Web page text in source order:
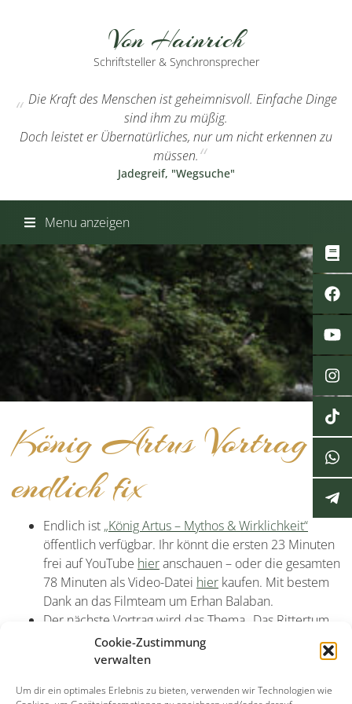
Cookie-Zustimmung
verwalten
Um dir ein optimales Erlebnis zu bieten, verwenden wir Technologien wie
Von Hainrich
Schriftsteller & Synchronsprecher
Die Kraft des Menschen ist geheimnisvoll. Einfache Dinge
sind ihm zu müßig.
Doch leistet er Übernatürliches, nur um nicht erkennen zu
müssen.
Jadegreif, "Wegsuche"
Menu anzeigen
König Artus Vortrag
endlich fix
Endlich ist „König Artus – Mythos & Wirklichkeit“
öffentlich verfügbar. Ihr könnt die ersten 23 Minuten
frei auf YouTube hieranschauen – oder die gesamten
78 Minuten als Video-Datei hier kaufen. Mit bestem
Dank an das Filmteam um Erhan Balaban.
Der nächste Vortrag wird das Thema „Das Rittertum
& die Minne – und was davon übrig ist“ sein.
Beitragsnavigation
Vorheriger Beitrag Nächster Beitrag